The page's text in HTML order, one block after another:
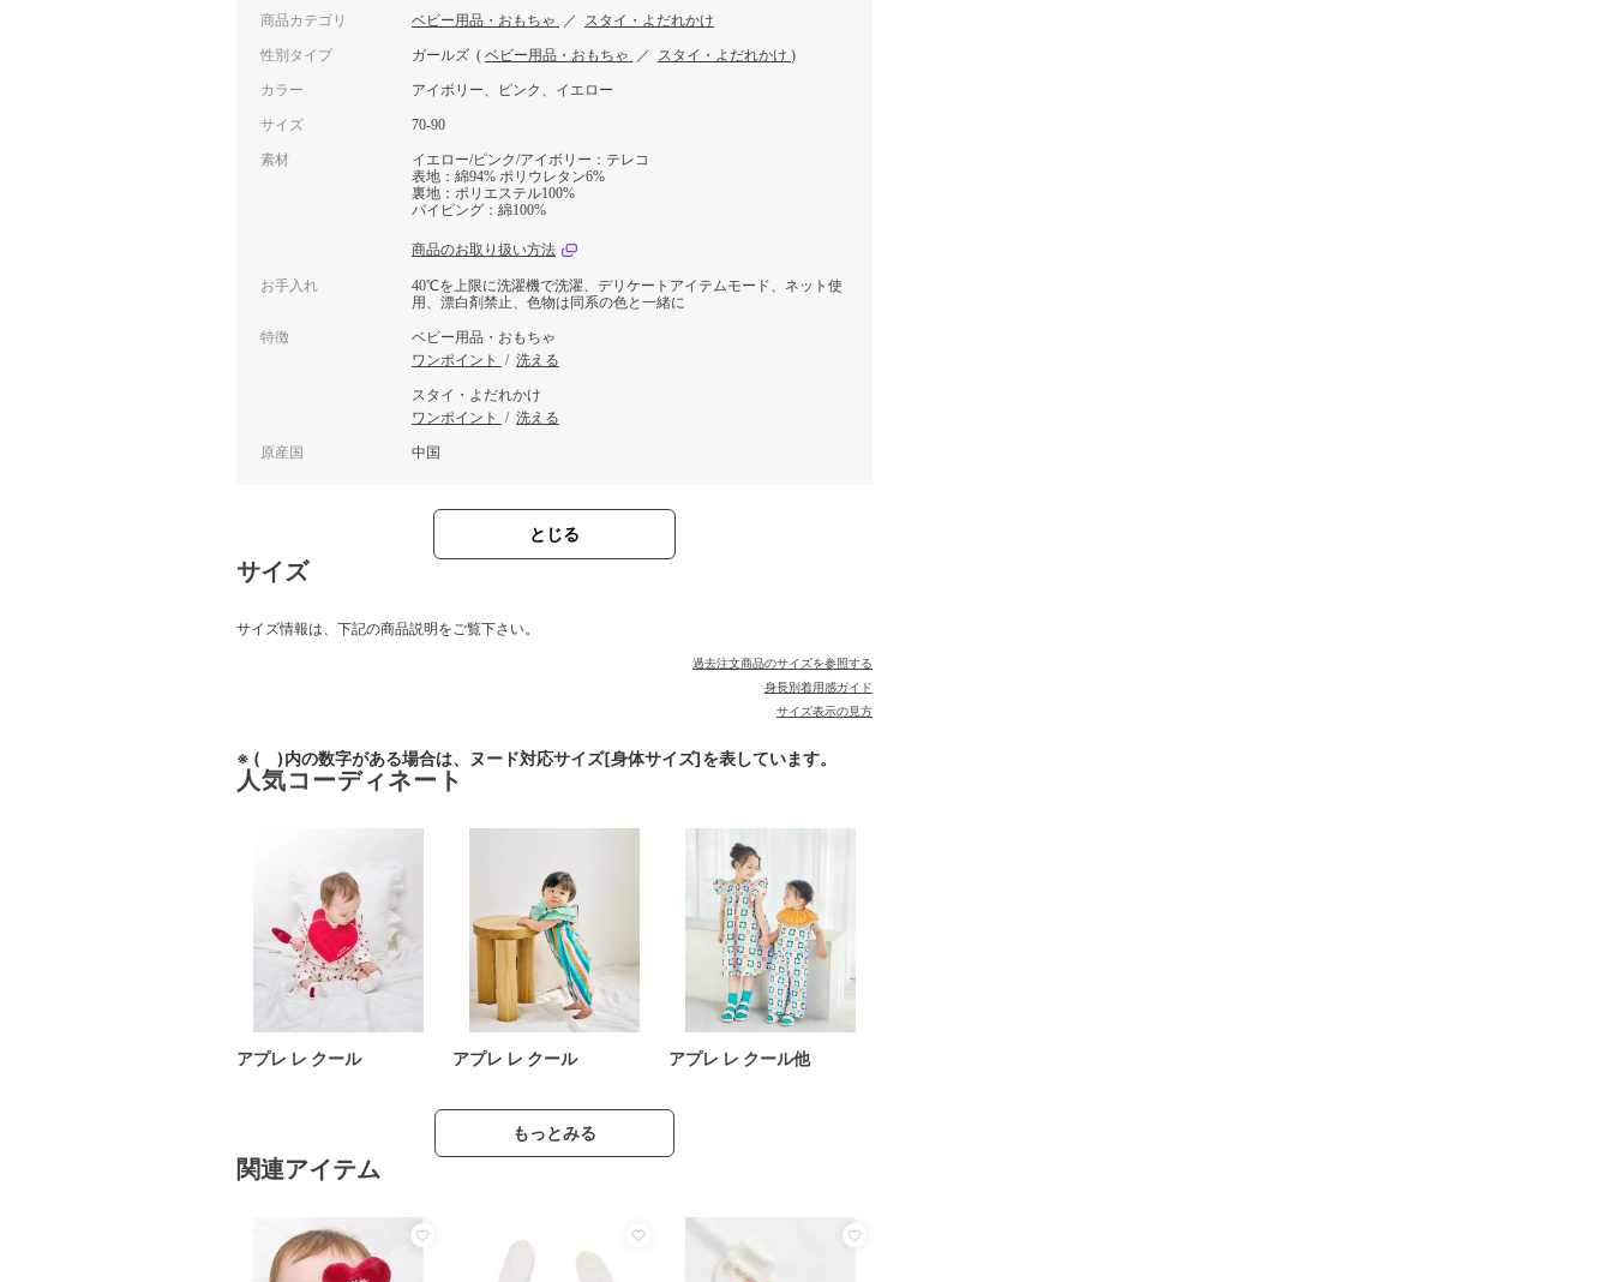
商品カテゴリ ベビー用品・おもちゃ ／ スタイ・よだれかけ
性別タイプ ガールズ ( ベビー用品・おもちゃ ／ スタイ・よだれかけ )
カラー アイボリー、ピンク、イエロー
サイズ 70-90
素材
イエロー/ピンク/アイボリー：テレコ
表地：綿94% ポリウレタン6%
裏地：ポリエステル100%
パイピング：綿100%
商品のお取り扱い方法
お手入れ
40℃を上限に洗濯機で洗濯、デリケートアイテムモード、ネット使
用、漂白剤禁止、色物は同系の色と一緒に
特徴
ベビー用品・おもちゃ
ワンポイント
/ 洗える
スタイ・よだれかけ
ワンポイント
/ 洗える
原産国 中国
とじる
サイズ
サイズ情報は、下記の商品説明をご覧下さい。
過去注文商品のサイズを参照する
身長別着用感ガイド
サイズ表示の見方
※ ( )内の数字がある場合は、ヌード対応サイズ[身体サイズ]を表しています。
人気コーディネート
アプレ レ クール アプレ レ クール アプレ レ クール他
もっとみる
関連アイテム